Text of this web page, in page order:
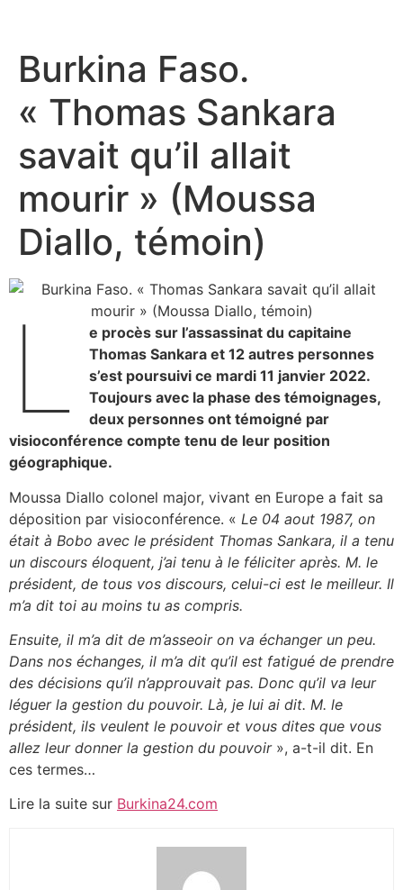
Burkina Faso.
« Thomas Sankara
savait qu’il allait
mourir » (Moussa
Diallo, témoin)
L
e procès sur l’assassinat du capitaine
Thomas Sankara et 12 autres personnes
s’est poursuivi ce mardi 11 janvier 2022.
Toujours avec la phase des témoignages,
deux personnes ont témoigné par
visioconférence compte tenu de leur position
géographique.
Moussa Diallo colonel major, vivant en Europe a fait sa
déposition par visioconférence. « Le 04 aout 1987, on
était à Bobo avec le président Thomas Sankara, il a tenu
un discours éloquent, j’ai tenu à le féliciter après. M. le
président, de tous vos discours, celui-ci est le meilleur. Il
m’a dit toi au moins tu as compris.
Ensuite, il m’a dit de m’asseoir on va échanger un peu.
Dans nos échanges, il m’a dit qu’il est fatigué de prendre
des décisions qu’il n’approuvait pas. Donc qu’il va leur
léguer la gestion du pouvoir. Là, je lui ai dit. M. le
président, ils veulent le pouvoir et vous dites que vous
allez leur donner la gestion du pouvoir», a-t-il dit. En
ces termes…
Lire la suite sur Burkina24.com